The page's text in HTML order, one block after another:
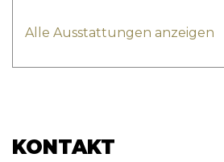
Alle Ausstattungen anzeigen
KONTAKT